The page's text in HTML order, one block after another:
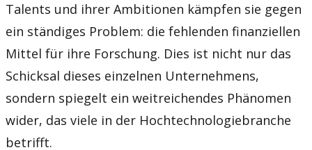
Talents und ihrer Ambitionen kämpfen sie gegen
ein ständiges Problem: die fehlenden finanziellen
Mittel für ihre Forschung. Dies ist nicht nur das
Schicksal dieses einzelnen Unternehmens,
sondern spiegelt ein weitreichendes Phänomen
wider, das viele in der Hochtechnologiebranche
betrifft.